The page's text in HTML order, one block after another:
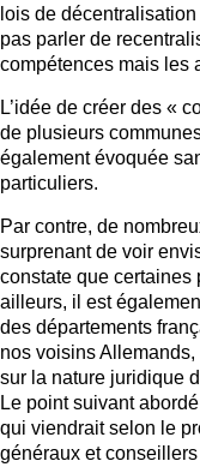
lois de
pas parler de
compétences mais les
L’idée de créer des «
de plusieurs
également évoquée
particuliers.
Par contre, de
surprenant de voir
constate que certaines
ailleurs, il est
des départements
nos voisins
sur la nature juridique
Le point suivant
qui viendrait selon le
généraux et